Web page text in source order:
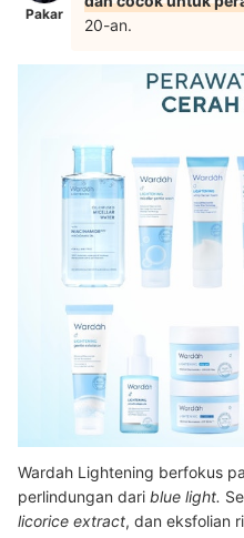
Pakar
20-an.
Wardah Lightening berfokus
perlindungan dari blue light.
licorice extract, dan eksfolian